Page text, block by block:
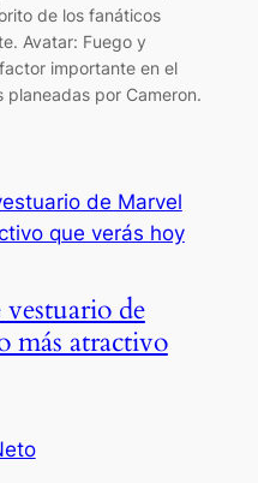
de los fanáticos
Avatar: Fuego y
importante en el
planeadas por Cameron.
de
más atractivo